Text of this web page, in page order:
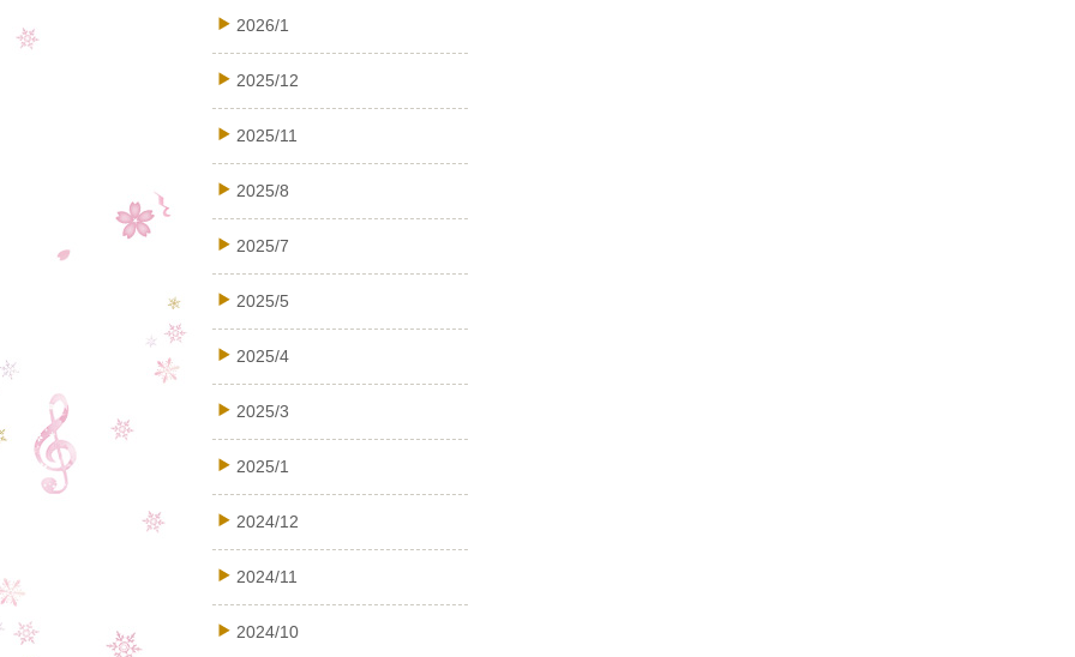
2026/1
2025/12
2025/11
2025/8
2025/7
2025/5
2025/4
2025/3
2025/1
2024/12
2024/11
2024/10